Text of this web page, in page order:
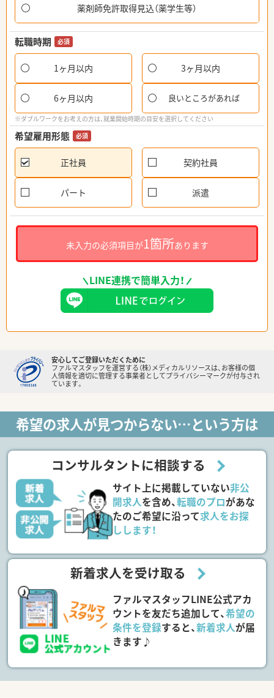
薬剤師免許取得見込（薬学生等）
転職時期 必須
1ヶ月以内 3ヶ月以内
6ヶ月以内 良いところがあれば
※ダブルワークをお考えの方は、就業開始時期の目安を選択してください
希望雇用形態 必須
正社員 契約社員
パート 派遣
未入力の必須項目が1箇所あります
LINE連携で簡単入力！
安心してご登録いただくために
ファルマスタッフを運営する（株）メディカルリソースは、お客様の個
人情報を適切に管理する事業者としてプライバシーマークが付与され
ています。
希望の求人が見つからない…という方は
コンサルタントに相談する
サイト上に掲載していない非公
開求人を含め、転職のプロがあな
たのご希望に沿って求人をお探
しします！
新着求人を受け取る
ファルマスタッフLINE公式アカ
ウントを友だち追加して、希望の
条件を登録すると、新着求人が届
きます♪